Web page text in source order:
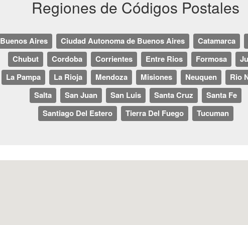
Regiones de Códigos Postales
Buenos Aires Ciudad Autonoma de Buenos Aires Catamarca
Chubut
Cordoba Corrientes Entre Rios Formosa
La Pampa
La Rioja Mendoza Misiones Neuquen
Rio
Salta
San Juan San Luis Santa Cruz
Santa Fe
Santiago Del Estero
Tierra Del Fuego Tucuman